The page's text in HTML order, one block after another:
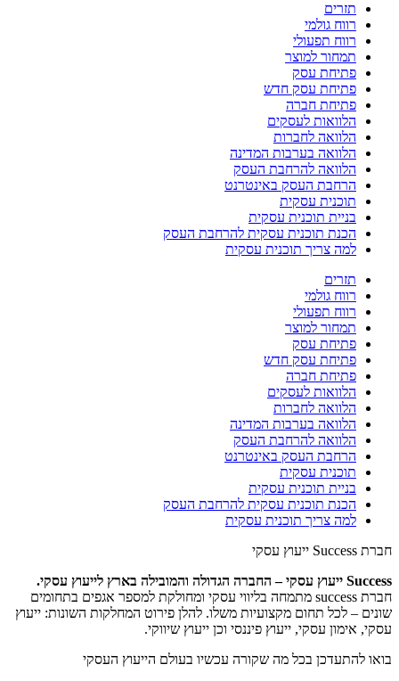
תזרים
רווח גולמי
רווח תפעולי
תמחור למוצר
פתיחת עסק
פתיחת עסק חדש
פתיחת חברה
הלוואות לעסקים​
הלוואה לחברות
הלוואה בערבות המדינה
הלוואה להרחבת העסק
הרחבת העסק באינטרנט
תוכנית עסקית
בניית תוכנית עסקית
הכנת תוכנית עסקית להרחבת העסק
למה צריך תוכנית עסקית
תזרים
רווח גולמי
רווח תפעולי
תמחור למוצר
פתיחת עסק
פתיחת עסק חדש
פתיחת חברה
הלוואות לעסקים​
הלוואה לחברות
הלוואה בערבות המדינה
הלוואה להרחבת העסק
הרחבת העסק באינטרנט
תוכנית עסקית
בניית תוכנית עסקית
הכנת תוכנית עסקית להרחבת העסק
למה צריך תוכנית עסקית
חברת Success ייעוץ עסקי
Success ייעוץ עסקי – החברה הגדולה והמובילה בארץ לייעוץ עסקי.
חברת success מתמחה בליווי עסקי ומחולקת למספר אגפים בתחומים
שונים – לכל תחום מקצועיות משלו. להלן פירוט המחלקות השונות: ייעוץ
עסקי, אימון עסקי, ייעוץ פיננסי וכן ייעוץ שיווקי.
בואו להתעדכן בכל מה שקורה עכשיו בעולם הייעוץ העסקי